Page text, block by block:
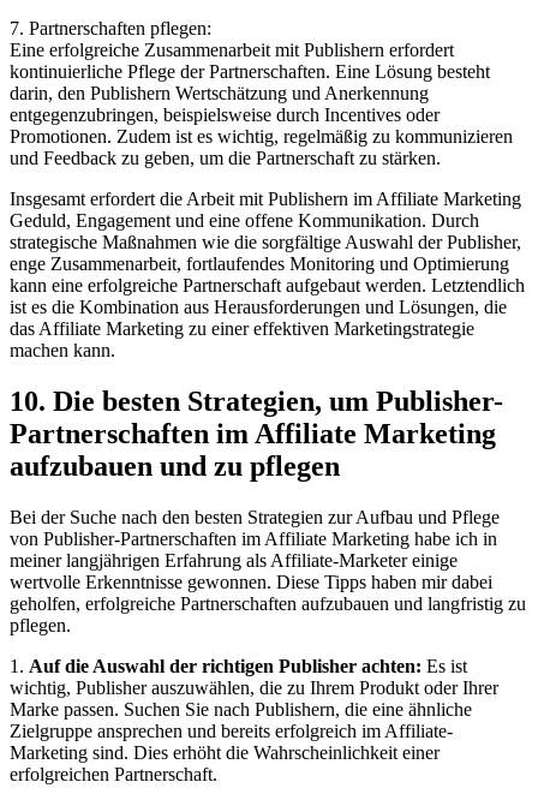
7. Partnerschaften pflegen:
Eine erfolgreiche Zusammenarbeit mit Publishern erfordert
kontinuierliche Pflege der Partnerschaften. Eine Lösung besteht
darin, den Publishern Wertschätzung und Anerkennung
entgegenzubringen, beispielsweise durch Incentives oder
Promotionen. Zudem ist es wichtig, regelmäßig zu kommunizieren
und Feedback zu geben, um die Partnerschaft zu stärken.
Insgesamt erfordert die Arbeit mit Publishern im Affiliate Marketing
Geduld, Engagement und eine offene Kommunikation. Durch
strategische Maßnahmen wie die sorgfältige Auswahl der Publisher,
enge Zusammenarbeit, fortlaufendes Monitoring und Optimierung
kann eine erfolgreiche Partnerschaft aufgebaut werden. Letztendlich
ist es die Kombination aus Herausforderungen und Lösungen, die
das Affiliate Marketing zu einer effektiven Marketingstrategie
machen kann.
10. Die besten Strategien, um Publisher-
Partnerschaften im Affiliate Marketing
aufzubauen und zu pflegen
Bei der Suche nach den besten Strategien zur Aufbau und Pflege
von Publisher-Partnerschaften im Affiliate Marketing habe ich in
meiner langjährigen Erfahrung als Affiliate-Marketer einige
wertvolle Erkenntnisse gewonnen. Diese Tipps haben mir dabei
geholfen, erfolgreiche Partnerschaften aufzubauen und langfristig zu
pflegen.
1. Auf die Auswahl der richtigen Publisher achten: Es ist
wichtig, Publisher auszuwählen, die zu Ihrem Produkt oder Ihrer
Marke passen. Suchen Sie nach Publishern, die eine ähnliche
Zielgruppe ansprechen und bereits erfolgreich im Affiliate-
Marketing sind. Dies erhöht die Wahrscheinlichkeit einer
erfolgreichen Partnerschaft.